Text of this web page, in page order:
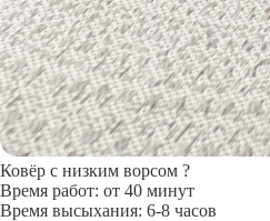
Ковёр с низким ворсом ?
Время работ: от 40 минут
Время высыхания: 6-8 часов